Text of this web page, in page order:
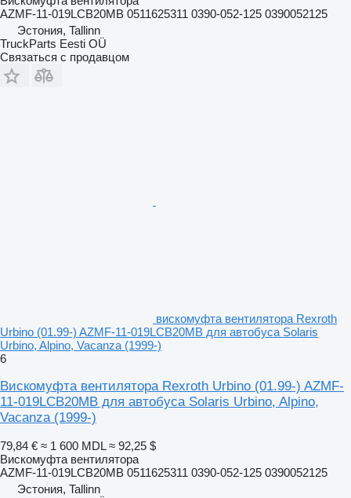
AZMF-11-019LCB20MB 0511625311 0390-052-125 0390052125
Эстония, Tallinn
TruckParts Eesti OÜ
Связаться с продавцом
вискомуфта вентилятора Rexroth
Urbino (01.99-) AZMF-11-019LCB20MB для автобуса Solaris
Urbino, Alpino, Vacanza (1999-)
6
Вискомуфта вентилятора Rexroth Urbino (01.99-) AZMF-
11-019LCB20MB для автобуса Solaris Urbino, Alpino,
Vacanza (1999-)
79,84 € ≈ 1 600 MDL ≈ 92,25 $
Вискомуфта вентилятора
AZMF-11-019LCB20MB 0511625311 0390-052-125 0390052125
Эстония, Tallinn